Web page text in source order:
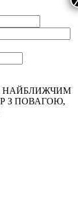
НАЙБЛИЖЧИМ
З ПОВАГОЮ,